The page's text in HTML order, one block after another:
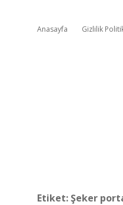
Anasayfa Gizlilik
Etiket:Şeker